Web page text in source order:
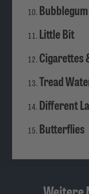
Bubblegum
Little Bit
Cigarettes
Tread
Different
Butterflies